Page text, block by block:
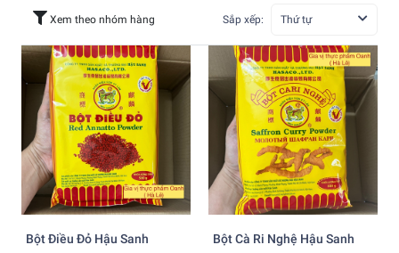
Xem theo nhóm hàng Sắp xếp: Thứ tự
Bột Điều Đỏ Hậu Sanh
Bột Cà Ri Nghệ Hậu Sanh